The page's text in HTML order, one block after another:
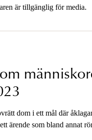
är tillgänglig för media.
dom i ett mål där
ärende som bland annat